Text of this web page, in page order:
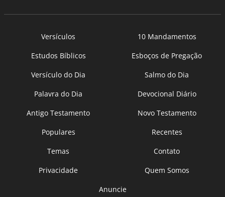
Versículos
10 Mandamentos
Estudos Bíblicos
Esboços de Pregação
Versículo do Dia
Salmo do Dia
Palavra do Dia
Devocional Diário
Antigo Testamento
Novo Testamento
Populares
Recentes
Temas
Contato
Privacidade
Quem Somos
Anuncie